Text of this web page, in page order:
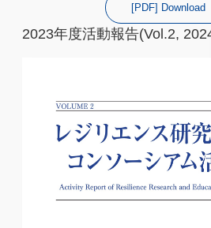
[PDF] Download
2023年度活動報告(Vol.2,